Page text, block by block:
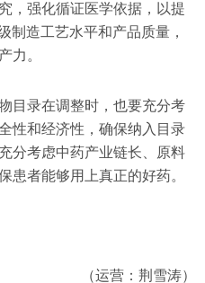
，强化循证医学依据，以提
制造工艺水平和产品质量，
力。
目录在调整时，也要充分考
性和经济性，确保纳入目录
分考虑中药产业链长、原料
患者能够用上真正的好药。
（运营：荆雪涛）